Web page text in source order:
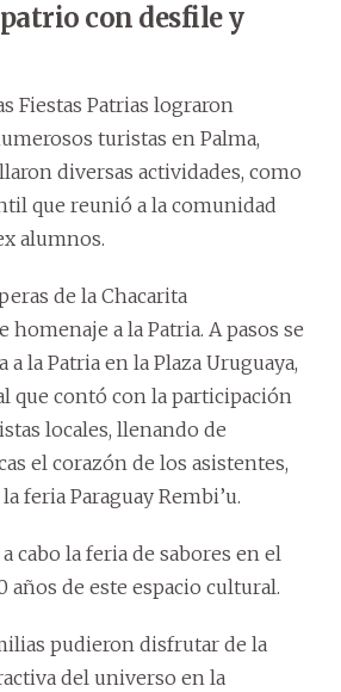
con desfile y
Fiestas Patrias lograron
turistas en Palma,
diversas actividades, como
que reunió a la comunidad
alumnos.
de la Chacarita
homenaje a la Patria. A pasos se
a la Patria en la Plaza Uruguaya,
que contó con la participación
locales, llenando de
el corazón de los asistentes,
feria Paraguay Rembi’u.
cabo la feria de sabores en el
años de este espacio cultural.
pudieron disfrutar de la
del universo en la